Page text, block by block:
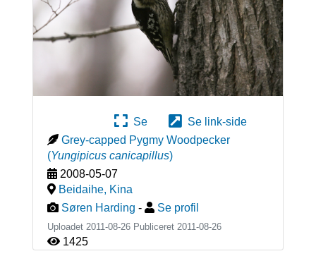
Se
Se link-side
Grey-capped Pygmy Woodpecker
(Yungipicus canicapillus)
2008-05-07
Beidaihe, Kina
Søren Harding - Se profil
Uploadet 2011-08-26 Publiceret 2011-08-26
1425